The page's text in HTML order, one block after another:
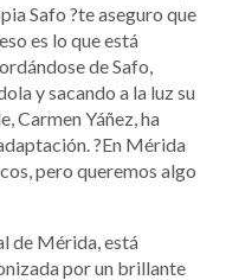
Safo ?te aseguro que
es lo que está
de Safo,
y sacando a la luz su
Carmen Yáñez, ha
?En Mérida
pero queremos algo
de Mérida, está
por un brillante